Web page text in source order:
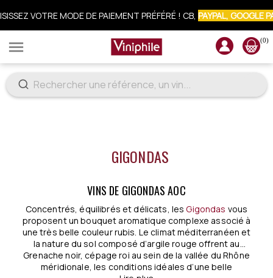
VOUS À LA NEWSLETTER : 10% OFFERTS SUR VOTRE
 (0)
GIGONDAS
VINS DE GIGONDAS AOC
Concentrés, équilibrés et délicats, les Gigondas vous
proposent un bouquet aromatique complexe associé à
une très belle couleur rubis. Le climat méditerranéen et
la nature du sol composé d’argile rouge offrent au
Grenache noir, cépage roi au sein de la vallée du Rhône
méridionale, les conditions idéales d’une belle
.